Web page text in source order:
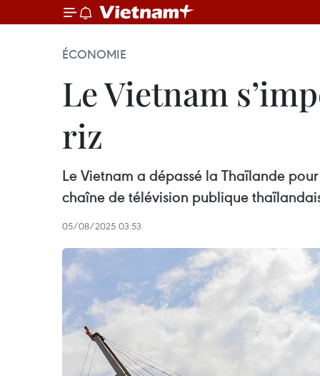
ÉCONOMIE
Le Vietnam
riz
Le Vietnam a dépassé la Thaïlande
chaîne de télévision publique
05/08/2025 03:53